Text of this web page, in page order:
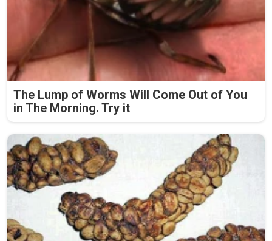
The Lump of Worms Will Come Out of You
in The Morning. Try it